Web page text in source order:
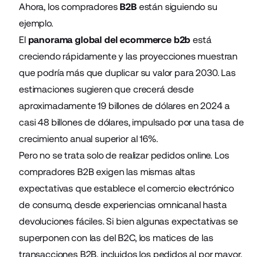
Ahora, los compradores B2Bestán siguiendo su
ejemplo.
El panorama global del ecommerce b2b está
creciendo rápidamente y las proyecciones muestran
que podría más que duplicar su valor para 2030. Las
estimaciones sugieren que crecerá desde
aproximadamente 19 billones de dólares en 2024 a
casi 48 billones de dólares, impulsado por una tasa de
crecimiento anual superior al 16%.
Pero no se trata solo de realizar pedidos online. Los
compradores B2B exigen las mismas altas
expectativas que establece el comercio electrónico
de consumo, desde experiencias omnicanal hasta
devoluciones fáciles. Si bien algunas expectativas se
superponen con las del B2C, los matices de las
transacciones B2B, incluidos los pedidos al por mayor,